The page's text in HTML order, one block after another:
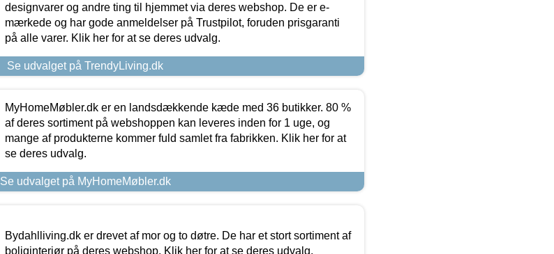
designvarer og andre ting til hjemmet via deres webshop. De er e-
mærkede og har gode anmeldelser på Trustpilot, foruden prisgaranti
på alle varer. Klik her for at se deres udvalg.
Se udvalget på TrendyLiving.dk
MyHomeMøbler.dk er en landsdækkende kæde med 36 butikker. 80 %
af deres sortiment på webshoppen kan leveres inden for 1 uge, og
mange af produkterne kommer fuld samlet fra fabrikken. Klik her for at
se deres udvalg.
Se udvalget på MyHomeMøbler.dk
Bydahlliving.dk er drevet af mor og to døtre. De har et stort sortiment af
boliginteriør på deres webshop. Klik her for at se deres udvalg.